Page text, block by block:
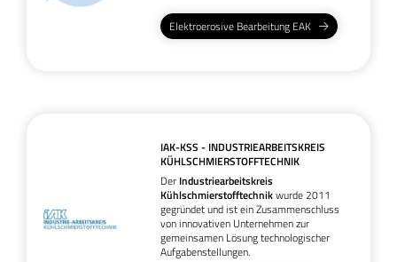
Elektroerosive Bearbeitung EAK
IAK-KSS - INDUSTRIEARBEITSKREIS
KÜHLSCHMIERSTOFFTECHNIK
Der Industriearbeitskreis
Kühlschmierstofftechnikwurde 2011
gegründet und ist ein Zusammenschluss
von innovativen Unternehmen zur
gemeinsamen Lösung technologischer
Aufgabenstellungen.